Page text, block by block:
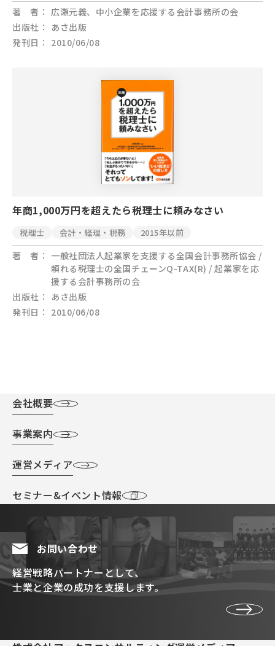
著 者
広瀬元義、中小企業を応援する会計事務所の会
出版社
あさ出版
発刊日
2010/06/08
年商1,000万円を超えたら税理士に頼みなさい
税理士 会計・経理・税務 2015年以前
著 者
一般社団法人起業家を支援する全国会計事務所協会 /
頼れる税理士の全国チェーンQ-TAX(R) / 起業家を応
援する会計事務所の会
出版社
あさ出版
発刊日
2010/06/08
会社概要
事業案内
運営メディア
セミナー&イベント情報
お問い合わせ
経営戦略パートナーとして、
士業と企業の成功を支援します。